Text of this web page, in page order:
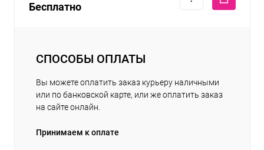
Бесплатно
СПОСОБЫ ОПЛАТЫ
Вы можете оплатить заказ курьеру наличными
или по банковской карте, или же оплатить заказ
на сайте онлайн.
Принимаем к оплате